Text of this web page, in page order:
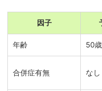
因子
年齢 50
合併症有無 なし